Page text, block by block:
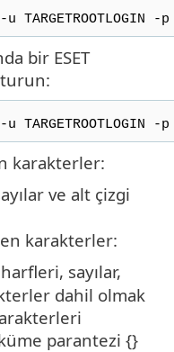
-p
bir ESET
TARGETROOTLOGIN -
karakterler:
ve alt çizgi
karakterler:
sayılar,
dahil olmak
parantezi {}